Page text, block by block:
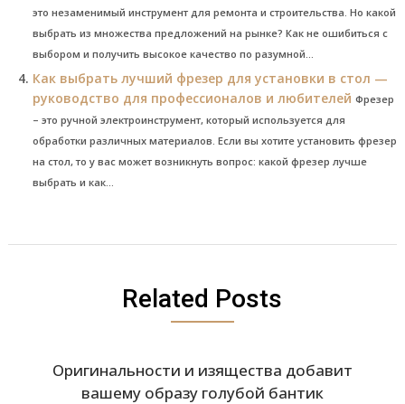
это незаменимый инструмент для ремонта и строительства. Но какой
выбрать из множества предложений на рынке? Как не ошибиться с
выбором и получить высокое качество по разумной...
Как выбрать лучший фрезер для установки в стол —
руководство для профессионалов и любителей Фрезер
– это ручной электроинструмент, который используется для
обработки различных материалов. Если вы хотите установить фрезер
на стол, то у вас может возникнуть вопрос: какой фрезер лучше
выбрать и как...
Related Posts
Оригинальности и изящества добавит
вашему образу голубой бантик